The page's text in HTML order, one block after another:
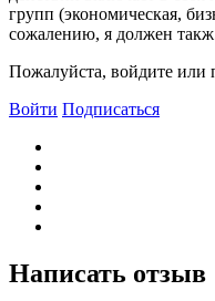
групп (экономическая,
сожалению, я должен
Пожалуйста, войдите или
Войти Подписаться
Написать отзыв